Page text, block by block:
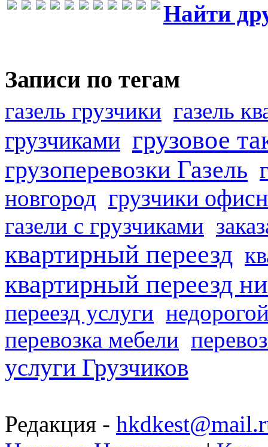
Найти
Записи по тегам
газель грузчики газель
грузчиками грузовое
грузоперевозки Газель
новгород грузчики
газели с грузчиками
квартирный переезд
квартирный переезд
переезд услуги
перевозка мебели
услуги Грузчиков
Редакция -